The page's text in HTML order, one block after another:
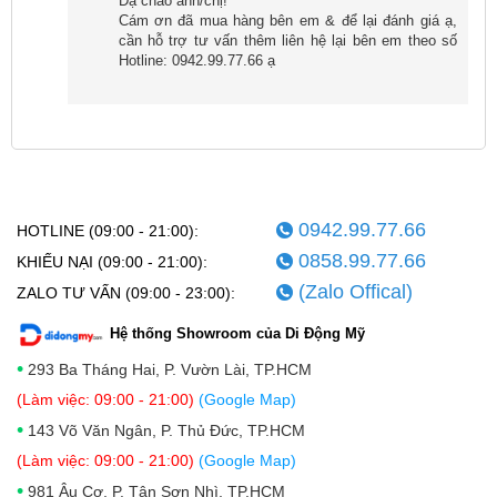
ảnh sống động và hấp dẫn.
Đối với máy cũ, màn hình vẫn giữ được chất lượng
ban đầu nếu không có tác động vật lý như trầy xước
hay hỏng điểm ảnh. Công nghệ AMOLED có tuổi thọ
cao và khả năng duy trì chất lượng hiển thị ổn định
Cám ơn đã mua hàng bên em & để lại đánh giá ạ,
cần hỗ trợ tư vấn thêm liên hệ lại bên em theo số
Hotline: 0942.99.77.66 ạ
HOTLINE (09:00 - 21:00): 0942.99.77.66
KHIẾU NẠI (09:00 - 21:00): 0858.99.77.66
ZALO TƯ VẤN (09:00 - 23:00): (Zalo Offical)
Hệ thống Showroom của Di Động Mỹ
• 293 Ba Tháng Hai, P. Vườn Lài, TP.HCM
(Làm việc: 09:00 - 21:00) (Google Map)
• 143 Võ Văn Ngân, P. Thủ Đức, TP.HCM
(Làm việc: 09:00 - 21:00) (Google Map)
• 981 Âu Cơ, P. Tân Sơn Nhì, TP.HCM